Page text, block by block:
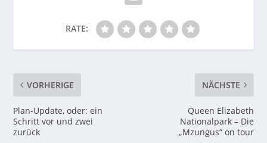
RATE:
VORHERIGE
Plan-Update, oder: ein
Schritt vor und zwei
zurück
NÄCHSTE
Queen Elizabeth
Nationalpark – Die
„Mzungus“ on tour